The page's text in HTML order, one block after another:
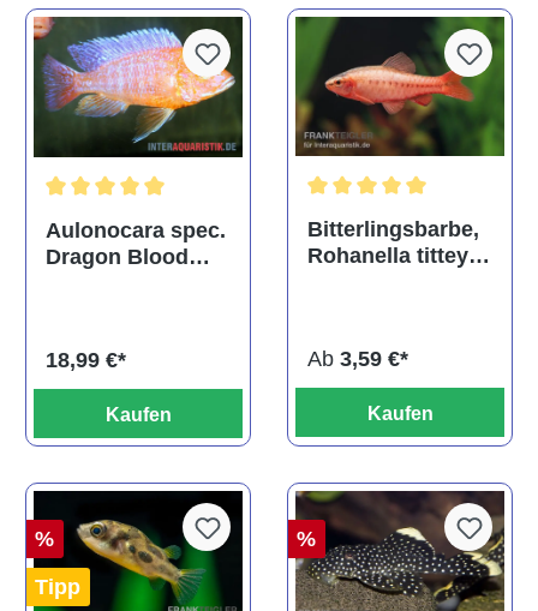
Durchschnittliche Bewertung von 5 von 5 Sternen
Aulonocara spec.
Dragon Blood
18,99 €*
Kaufen
Bitterlingsbarbe,
Rohanella titteya,
Ab 3,59 €*
Kaufen
%
Tipp
%